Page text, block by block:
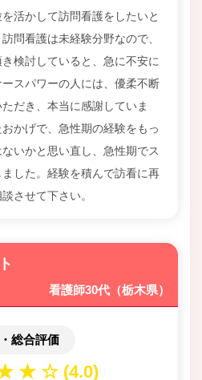
活かして訪問看護をしたいと
問看護は未経験分野なので、
検討していると、急に不安に
スパワーの人には、優柔不断
だき、本当に感謝していま
かげで、急性期の経験をもっ
いかと思い直し、急性期でス
した。経験を積んで訪看に再
させて下さい。
看護師30代（栃木県）
総合評価